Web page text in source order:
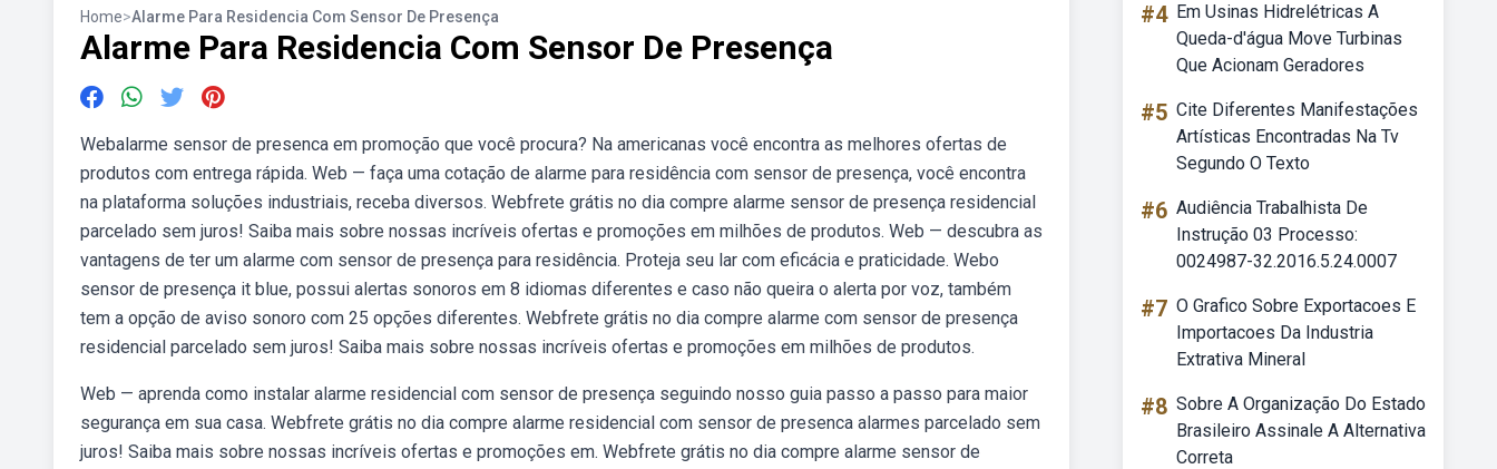
Home>Alarme Para Residencia Com Sensor De Presença
Alarme Para Residencia Com Sensor De Presença
Webalarme sensor de presenca em promoção que você procura? Na americanas você encontra as melhores ofertas de
produtos com entrega rápida. Web — faça uma cotação de alarme para residência com sensor de presença, você encontra
na plataforma soluções industriais, receba diversos. Webfrete grátis no dia compre alarme sensor de presença residencial
parcelado sem juros! Saiba mais sobre nossas incríveis ofertas e promoções em milhões de produtos. Web — descubra as
vantagens de ter um alarme com sensor de presença para residência. Proteja seu lar com eficácia e praticidade. Webo
sensor de presença it blue, possui alertas sonoros em 8 idiomas diferentes e caso não queira o alerta por voz, também
tem a opção de aviso sonoro com 25 opções diferentes. Webfrete grátis no dia compre alarme com sensor de presença
residencial parcelado sem juros! Saiba mais sobre nossas incríveis ofertas e promoções em milhões de produtos.
Web — aprenda como instalar alarme residencial com sensor de presença seguindo nosso guia passo a passo para maior
segurança em sua casa. Webfrete grátis no dia compre alarme residencial com sensor de presenca alarmes parcelado sem
juros! Saiba mais sobre nossas incríveis ofertas e promoções em. Webfrete grátis no dia compre alarme sensor de
#4 Em Usinas Hidrelétricas A
Queda-d'água Move Turbinas
Que Acionam Geradores
#5 Cite Diferentes Manifestações
Artísticas Encontradas Na Tv
Segundo O Texto
#6 Audiência Trabalhista De
Instrução 03 Processo:
0024987-32.2016.5.24.0007
#7 O Grafico Sobre Exportacoes E
Importacoes Da Industria
Extrativa Mineral
#8 Sobre A Organização Do Estado
Brasileiro Assinale A Alternativa
Correta